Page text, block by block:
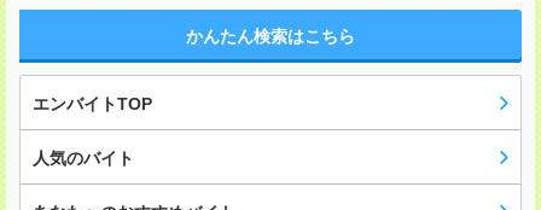
かんたん検索はこちら
エンバイトTOP
人気のバイト